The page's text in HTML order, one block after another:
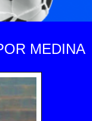
MEDINA